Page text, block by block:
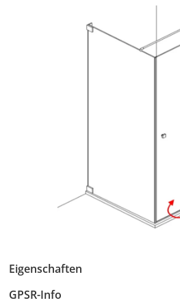
Eigenschaften
GPSR-Info